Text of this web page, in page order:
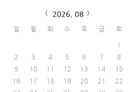
2026. 08
일 월 화 수 목 금 토
1
2
3 4 5 6 7
8
9
10 11 12 13 14
15
16
17 18 19 20 21
22